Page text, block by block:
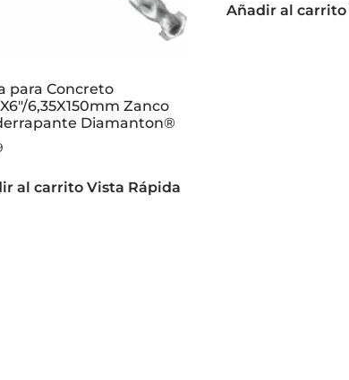
para Concreto
6,35X150mm Zanco
Diamanton®
al carrito Vista Rápida
Añadir al carrito